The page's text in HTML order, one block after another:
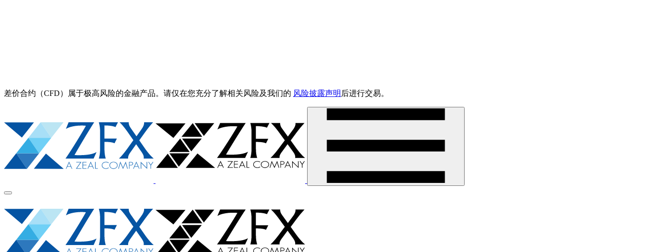
差价合约（CFD）属于极高风险的金融产品。请仅在您充分了解相关风险及我们的 风险披露声明 后进行交易。